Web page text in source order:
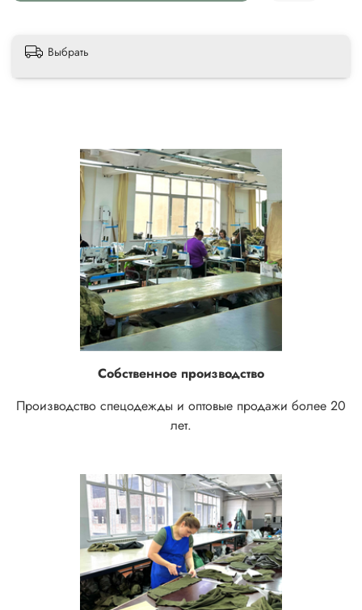
Выбрать
Собственное производство
Производство спецодежды и оптовые продажи более 20
лет.